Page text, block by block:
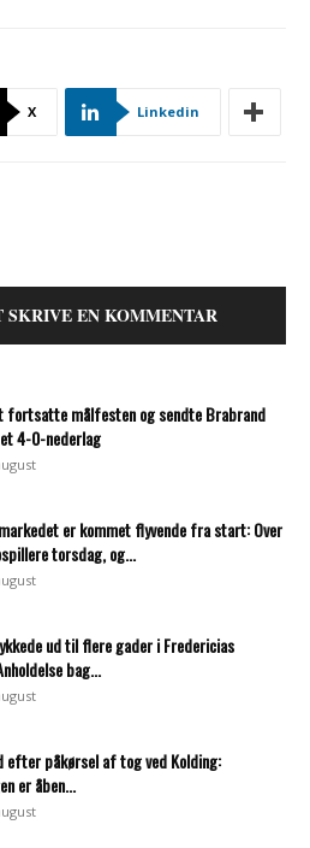
X Linkedin
SKRIVE EN KOMMENTAR
fortsatte målfesten og sendte Brabrand
4-0-nederlag
er kommet flyvende fra start: Over
torsdag, og...
ud til flere gader i Fredericias
bag...
efter påkørsel af tog ved Kolding:
er åben...